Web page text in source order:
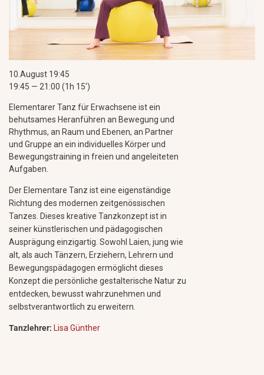
Elementarer Tanz für Erwachsene ist ein
behutsames Heranführen an Bewegung und
Rhythmus, an Raum und Ebenen, an Partner
und Gruppe an ein individuelles Körper und
Bewegungstraining in freien und angeleiteten
Aufgaben.
Der Elementare Tanz ist eine eigenständige
Richtung des mo­der­nen zeitgenössischen
Tanzes. Dieses kreative Tanzkonzept ist in
seiner künstlerischen und pädagogischen
Ausprägung einzigartig. Sowohl Laien, jung wie
alt, als auch Tänzern, Erziehern, Lehrern und
Bewegungspädagogen ermöglicht dieses
Konzept die persönliche gestalterische Natur zu
entdecken, bewusst wahrzunehmen und
selbstverantwortlich zu erweitern.
Tanzlehrer: Lisa Günther
10.August 19:45
19:45 — 21:00 (1h 15′)